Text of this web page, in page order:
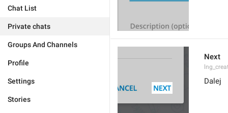
Chat List
Private chats
Groups And Channels
Profile
Settings
Stories
Next
Dalej